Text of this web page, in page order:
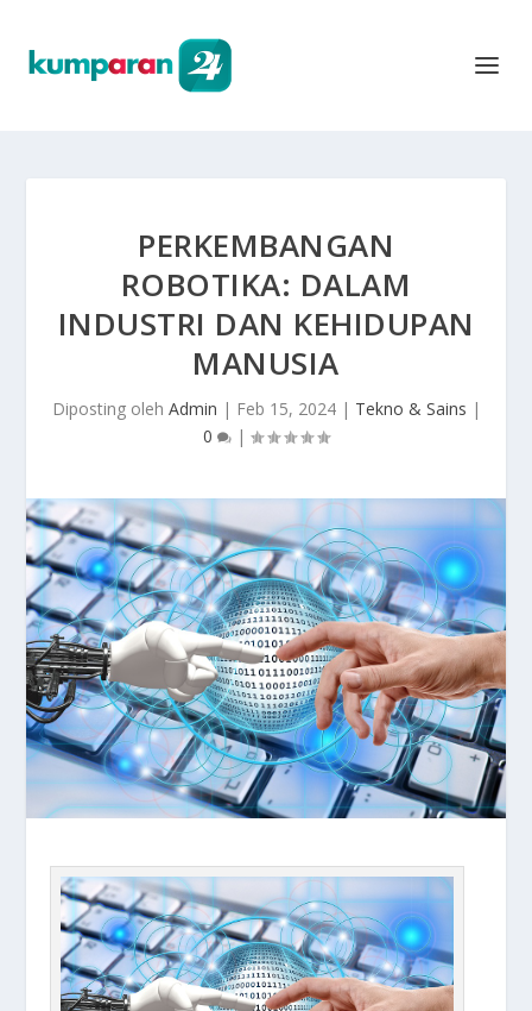
PERKEMBANGAN
ROBOTIKA: DALAM
INDUSTRI DAN KEHIDUPAN
MANUSIA
Diposting oleh Admin | Feb 15, 2024| Tekno & Sains |
0
|